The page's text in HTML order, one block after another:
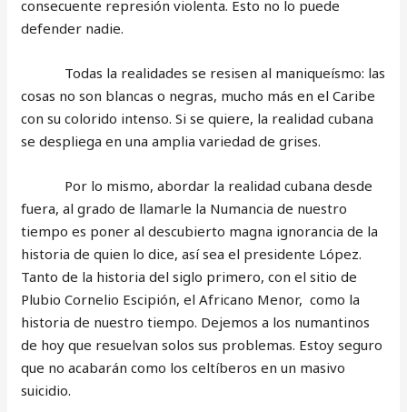
consecuente represión violenta. Esto no lo puede
defender nadie.
Todas la realidades se resisen al maniqueísmo: las
cosas no son blancas o negras, mucho más en el Caribe
con su colorido intenso. Si se quiere, la realidad cubana
se despliega en una amplia variedad de grises.
Por lo mismo, abordar la realidad cubana desde
fuera, al grado de llamarle la Numancia de nuestro
tiempo es poner al descubierto magna ignorancia de la
historia de quien lo dice, así sea el presidente López.
Tanto de la historia del siglo primero, con el sitio de
Plubio Cornelio Escipión, el Africano Menor, como la
historia de nuestro tiempo. Dejemos a los numantinos
de hoy que resuelvan solos sus problemas. Estoy seguro
que no acabarán como los celtíberos en un masivo
suicidio.